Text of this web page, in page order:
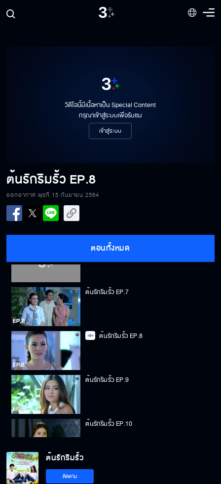
วิดีโอนี้มีเนื้อหาเป็น Special Content
กรุณาเข้าสู่ระบบเพื่อรับชม
เข้าสู่ระบบ
ต้นรักริมรั้ว EP.8
ออกอากาศ พุธที่ 15 กันยายน 2564
ตอนทั้งหมด
ต้นรักริมรั้ว EP.3
ต้นรักริมรั้ว EP.4
ต้นรักริมรั้ว EP.6
ต้นรักริมรั้ว EP.7
ต้นรักริมรั้ว EP.8
ต้นรักริมรั้ว EP.9
ต้นรักริมรั้ว EP.10
ต้นรักริมรั้ว EP.11
ต้นรักริมรั้ว
ติดตาม